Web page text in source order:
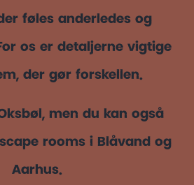
føles anderledes og
os er detaljerne vigtige
der gør forskellen.
men du kan også
rooms i Blåvand og
Aarhus.